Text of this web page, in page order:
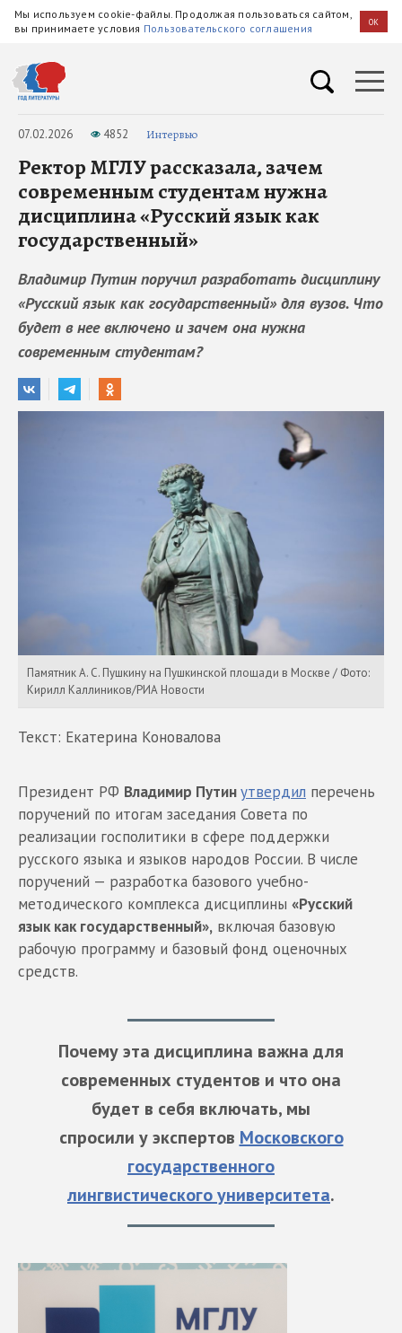
Мы используем cookie-файлы. Продолжая пользоваться сайтом,
вы принимаете условия Пользовательского соглашения OK
07.02.2026 4852 Интервью
Ректор МГЛУ рассказала, зачем
современным студентам нужна
дисциплина «Русский язык как
государственный»
Владимир Путин поручил разработать дисциплину
«Русский язык как государственный» для вузов. Что
будет в нее включено и зачем она нужна
современным студентам?
Памятник А. С. Пушкину на Пушкинской площади в Москве / Фото:
Кирилл Каллиников/РИА Новости
Текст: Екатерина Коновалова
Президент РФ Владимир Путинутвердил перечень
поручений по итогам заседания Совета по
реализации госполитики в сфере поддержки
русского языка и языков народов России. В числе
поручений — разработка базового учебно-
методического комплекса дисциплины «Русский
язык как государственный», включая базовую
рабочую программу и базовый фонд оценочных
средств.
Почему эта дисциплина важна для
современных студентов и что она
будет в себя включать, мы
спросили у экспертов Московского
государственного
лингвистического университета.